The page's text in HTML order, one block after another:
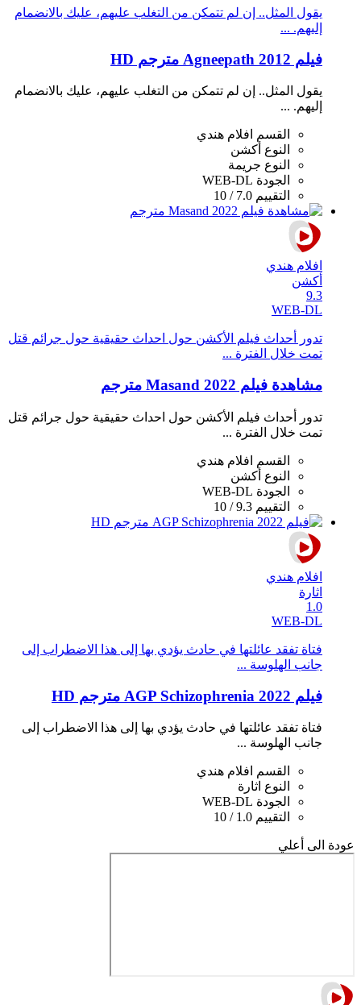
يقول المثل.. إن لم تتمكن من التغلب عليهم، عليك بالانضمام
إليهم. ...
فيلم Agneepath 2012 مترجم HD
يقول المثل.. إن لم تتمكن من التغلب عليهم، عليك بالانضمام
إليهم. ...
القسم افلام هندي
النوع أكشن
النوع جريمة
الجودة WEB-DL
التقييم 7.0 / 10
افلام هندي
أكشن
9.3
WEB-DL
تدور أحداث فيلم الأكشن حول احداث حقيقية حول جرائم قتل
تمت خلال الفترة ...
مشاهدة فيلم Masand 2022 مترجم
تدور أحداث فيلم الأكشن حول احداث حقيقية حول جرائم قتل
تمت خلال الفترة ...
القسم
افلام هندي
النوع أكشن
الجودة WEB-DL
التقييم 9.3 / 10
افلام هندي
اثارة
1.0
WEB-DL
فتاة تفقد عائلتها في حادث يؤدي بها إلى هذا الاضطراب إلى
جانب الهلوسة ...
فيلم AGP Schizophrenia 2022 مترجم HD
فتاة تفقد عائلتها في حادث يؤدي بها إلى هذا الاضطراب إلى
جانب الهلوسة ...
القسم
افلام هندي
النوع اثارة
الجودة WEB-DL
التقييم 1.0 / 10
عودة الى أعلي